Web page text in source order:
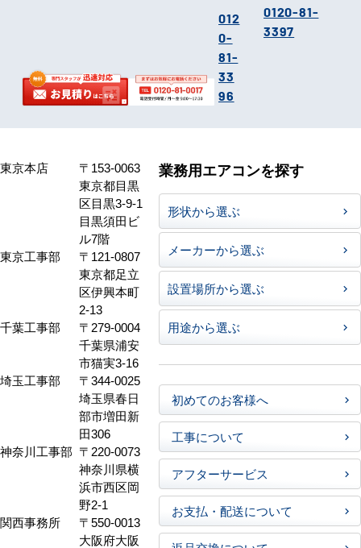
012
0-
81-
33
96
0120-81-
3397
東京本店
〒153-0063
東京都目黒
区目黒3-9-1
目黒須田ビ
ル7階
東京工事部
〒121-0807
東京都足立
区伊興本町
2-13
千葉工事部
〒279-0004
千葉県浦安
市猫実3-16
埼玉工事部
〒344-0025
埼玉県春日
部市増田新
田306
神奈川工事部 〒220-0073
神奈川県横
浜市西区岡
野2-1
関西事務所
〒550-0013
大阪府大阪
業務用エアコンを探す
形状から選ぶ
メーカーから選ぶ
設置場所から選ぶ
用途から選ぶ
初めてのお客様へ
工事について
アフターサービス
お支払・配送について